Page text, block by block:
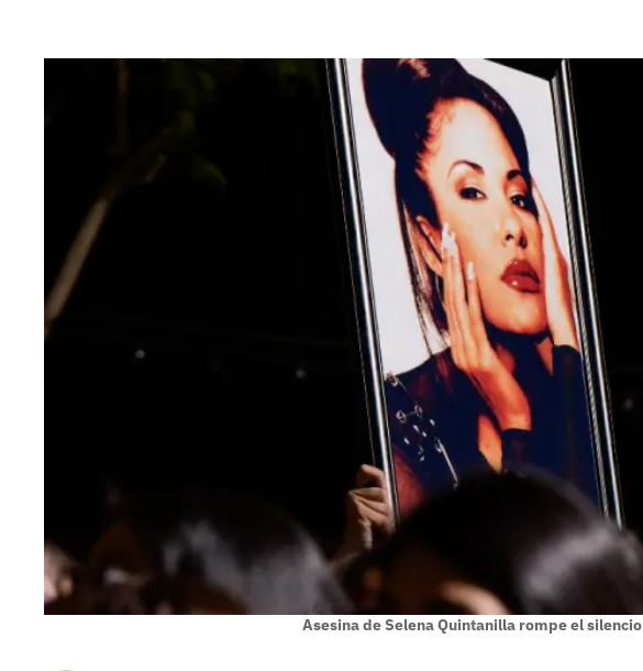
Asesina de Selena Quintanilla rompe el silencio